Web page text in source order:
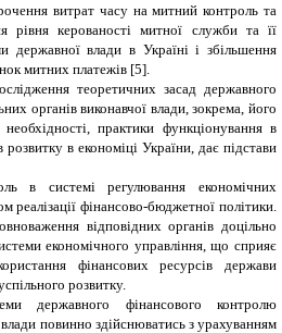
витрат часу на митний контроль та
рівня керованості митної служби та її
державної влади в Україні і збільшення
митних платежів [5].
теоретичних засад державного
органів виконавчої влади, зокрема, його
необхідності, практики функціонування в
в економіці України, дає підстави
в системі регулювання економічних
реалізації фінансово-бюджетної політики.
відповідних органів доцільно
економічного управління, що сприяє
фінансових ресурсів держави
розвитку.
державного фінансового контролю
повинно здійснюватись з урахуванням